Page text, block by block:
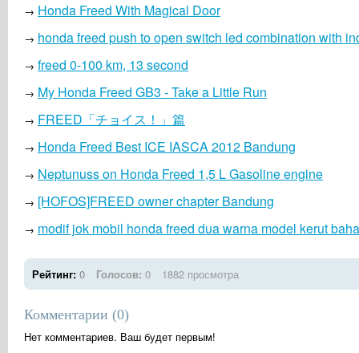
→ Honda Freed With Magical Door
→ honda freed push to open switch led combination with
→ freed 0-100 km, 13 second
→ My Honda Freed GB3 - Take a Little Run
→ FREED「チョイス！」篇
→ Honda Freed Best ICE IASCA 2012 Bandung
→ Neptunuss on Honda Freed 1,5 L Gasoline engine
→ [HOFOS]FREED owner chapter Bandung
→ modif jok mobil honda freed dua warna model kerut
Рейтинг: 0 Голосов: 0 1882 просмотра
Комментарии (0)
Нет комментариев. Ваш будет первым!